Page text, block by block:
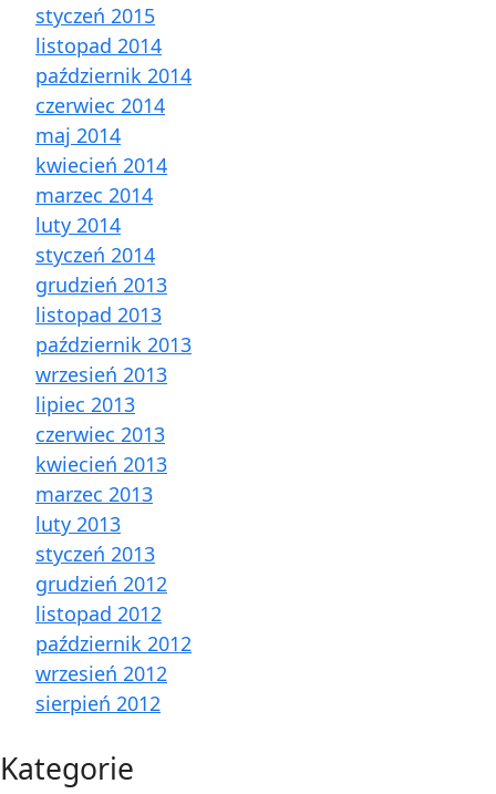
styczeń 2015
listopad 2014
październik 2014
czerwiec 2014
maj 2014
kwiecień 2014
marzec 2014
luty 2014
styczeń 2014
grudzień 2013
listopad 2013
październik 2013
wrzesień 2013
lipiec 2013
czerwiec 2013
kwiecień 2013
marzec 2013
luty 2013
styczeń 2013
grudzień 2012
listopad 2012
październik 2012
wrzesień 2012
sierpień 2012
Kategorie